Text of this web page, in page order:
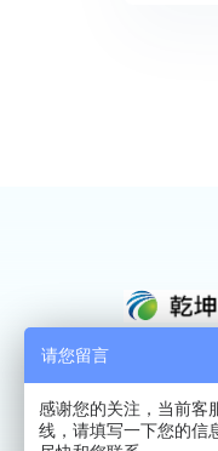
乾坤纵
技术服务
请您留言
感谢您的关注，当前客
线，请填写一下您的信